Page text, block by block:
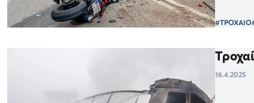
#ΤΡΟΧΑΙΟ
16.4.2025